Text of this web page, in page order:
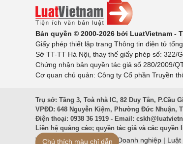
Bản quyền © 2000-2026 bởi LuatVietnam -
Giấy phép thiết lập trang Thông tin điện tử
Sở TT-TT Hà Nội, thay thế giấy phép số: 322/
Chứng nhận bản quyền tác giả số 280/2009/
Cơ quan chủ quản: Công ty Cổ phần Truyền
Trụ sở: Tầng 3, Toà nhà IC, 82 Duy Tân, P.Cầu
VPĐD: 648 Nguyễn Kiệm, Phường Đức Nhuận,
Điện thoại: 0938 36 1919 - Email:
Liên hệ quảng cáo; quyền tác giả và các quyền
Văn Bản Pháp Luật|Luật Doanh nghiệp |
Chú thích màu chỉ dẫn